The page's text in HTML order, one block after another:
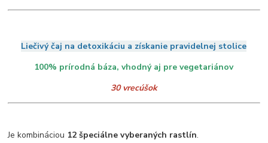
Liečivý čaj na detoxikáciu a získanie pravidelnej stolice
100% prírodná báza, vhodný aj pre vegetariánov
30 vrecúšok
Je kombináciou 12 špeciálne vyberaných rastlín.